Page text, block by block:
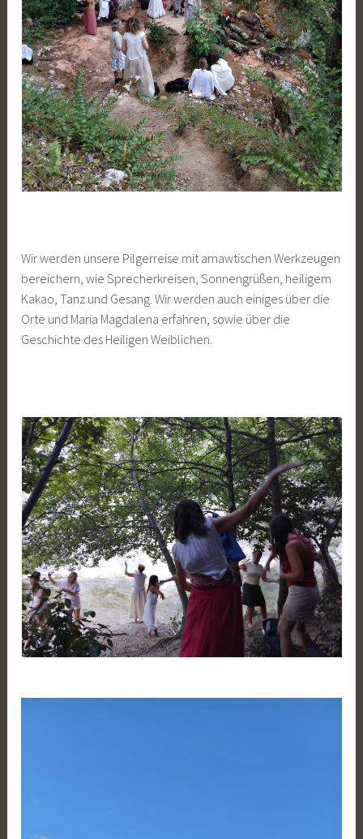
Wir werden unsere Pilgerreise mit amawtischen Werkzeugen
bereichern, wie Sprecherkreisen, Sonnengrüßen, heiligem
Kakao, Tanz und Gesang. Wir werden auch einiges über die
Orte und Maria Magdalena erfahren, sowie über die
Geschichte des Heiligen Weiblichen.